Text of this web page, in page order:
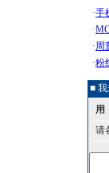
■
请